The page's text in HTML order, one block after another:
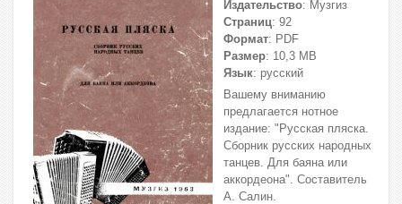
Издательство: Музгиз
Страниц: 92
Формат: PDF
Размер: 10,3 МВ
Язык: русский
Вашему вниманию
предлагается нотное
издание: "Русская пляска.
Сборник русских народных
танцев. Для баяна или
аккордеона". Составитель
А. Салин.